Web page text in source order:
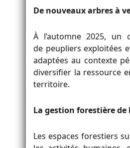
De nouveaux arbres à
À l’automne 2025, un
de peupliers exploitées
adaptées au contexte
diversifier la ressource
territoire.
La gestion forestière de
Les espaces forestiers